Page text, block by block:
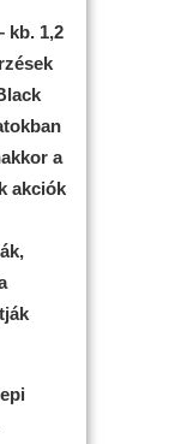
kb. 1,2
a
akciók